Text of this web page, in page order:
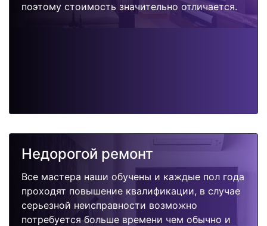
поэтому стоимость значительно отличается.
Недорогой ремонт
Все мастера наши обучены и каждые пол года
проходят повышение квалификации, в случае
серьезной неисправности возможно
потребуется больше времени чем обычно и